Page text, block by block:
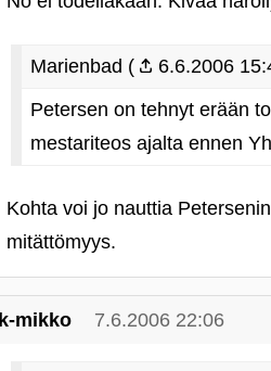
Marienbad (
6.6.2006
Petersen on tehnyt erään
mestariteos ajalta ennen
Kohta voi jo nauttia
mitättömyys.
k-mikko 7.6.2006 22:06